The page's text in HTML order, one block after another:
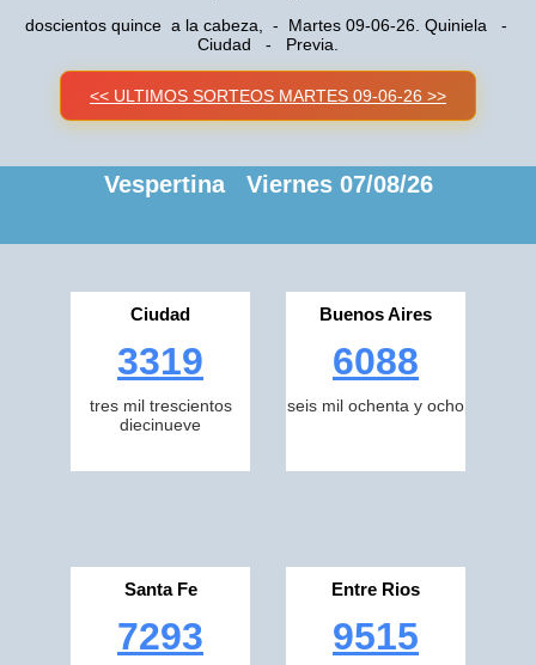
doscientos quince a la cabeza, - Martes 09-06-26. Quiniela -
Ciudad - Previa.
<< ULTIMOS SORTEOS MARTES 09-06-26 >>
Vespertina Viernes 07/08/26
Ciudad
3319
tres mil trescientos
diecinueve
Buenos Aires
6088
seis mil ochenta y ocho
Santa Fe
7293
Entre Rios
9515